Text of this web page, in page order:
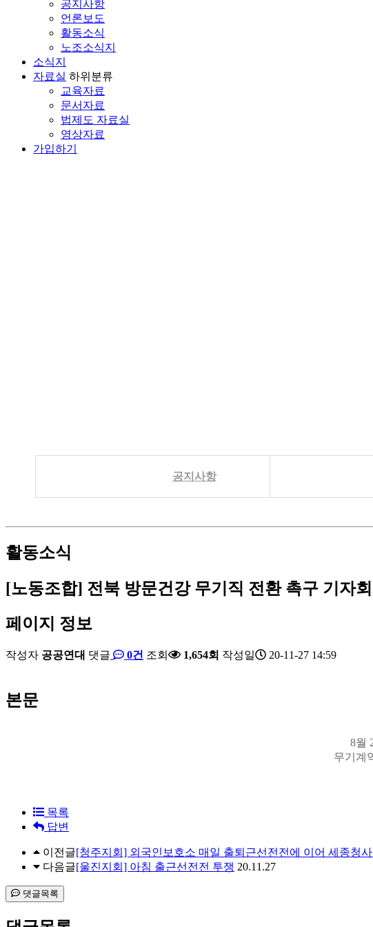
공지사항
언론보도
활동소식
노조소식지
소식지
자료실 하위분류
교육자료
문서자료
법제도 자료실
영상자료
가입하기
공지사항
활동소식
[노동조합] 전북 방문건강 무기직 전환 촉구 기자
페이지 정보
작성자 공공연대 댓글 0건 조회 1,654회 작성일 20-11-27 14:59
본문
8월
무기계
목록
답변
이전글[청주지회] 외국인보호소 매일 출퇴근선전전에 이어 세종청사
다음글[울진지회] 아침 출근선전전 투쟁 20.11.27
댓글목록